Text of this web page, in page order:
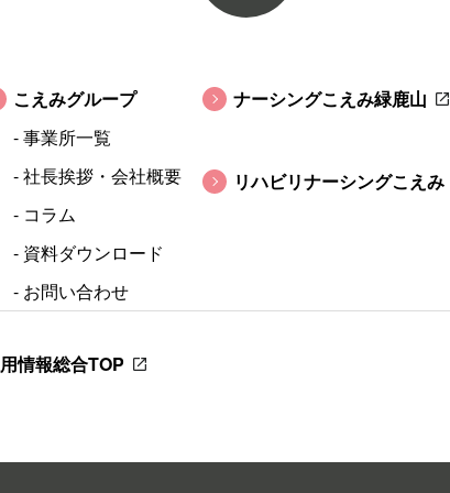
こえみグループ
- 事業所一覧
- 社長挨拶・会社概要
- コラム
- 資料ダウンロード
- お問い合わせ
ナーシングこえみ緑鹿山
リハビリナーシングこえみ
情報総合TOP